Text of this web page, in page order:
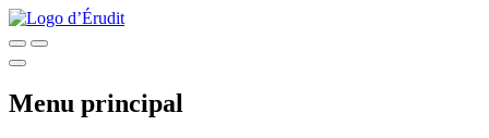
Menu principal